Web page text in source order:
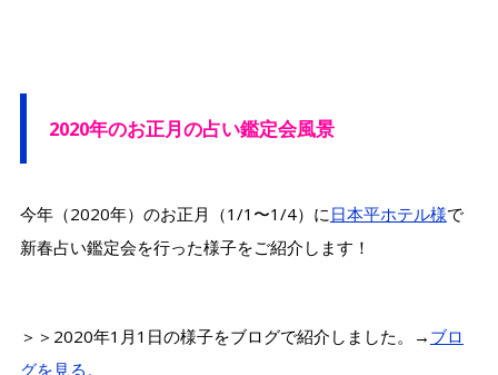
2020年のお正月の占い鑑定会風景
今年（2020年）のお正月（1/1〜1/4）に 日本平ホテル様で
新春占い鑑定会を行った様子をご紹介します！
＞＞2020年1月1日の様子をブログで紹介しました。→ ブロ
グを見る。